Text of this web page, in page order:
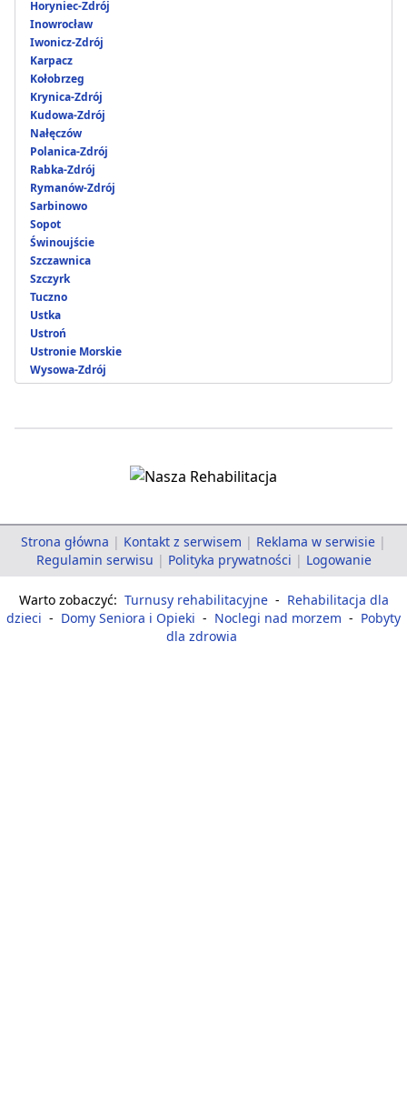
Horyniec-Zdrój
Inowrocław
Iwonicz-Zdrój
Karpacz
Kołobrzeg
Krynica-Zdrój
Kudowa-Zdrój
Nałęczów
Polanica-Zdrój
Rabka-Zdrój
Rymanów-Zdrój
Sarbinowo
Sopot
Świnoujście
Szczawnica
Szczyrk
Tuczno
Ustka
Ustroń
Ustronie Morskie
Wysowa-Zdrój
Strona główna | Kontakt z serwisem | Reklama w serwisie |
Regulamin serwisu | Polityka prywatności | Logowanie
Warto zobaczyć: Turnusy rehabilitacyjne - Rehabilitacja dla
dzieci - Domy Seniora i Opieki - Noclegi nad morzem - Pobyty
dla zdrowia